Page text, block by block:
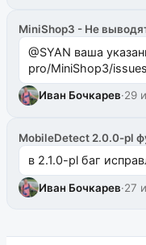
MiniShop3 - Не
@SYAN ваша указанная
pro/MiniShop3/
Иван Бочкарев·29
MobileDetect 2.0.0-pl
в 2.1.0-pl баг
Иван Бочкарев·27